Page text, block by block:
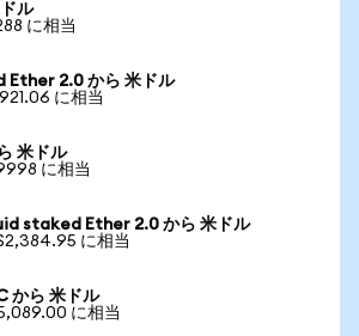
ル
に相当
Ether 2.0 から 米ドル
に相当
米ドル
に相当
staked Ether 2.0 から 米ドル
に相当
から 米ドル
に相当